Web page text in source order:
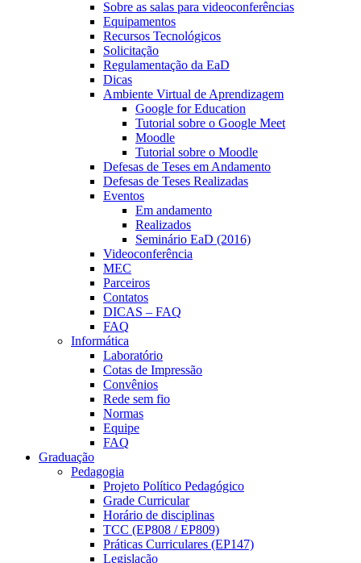
Sobre as salas para videoconferências
Equipamentos
Recursos Tecnológicos
Solicitação
Regulamentação da EaD
Dicas
Ambiente Virtual de Aprendizagem
Google for Education
Tutorial sobre o Google Meet
Moodle
Tutorial sobre o Moodle
Defesas de Teses em Andamento
Defesas de Teses Realizadas
Eventos
Em andamento
Realizados
Seminário EaD (2016)
Videoconferência
MEC
Parceiros
Contatos
DICAS – FAQ
FAQ
Informática
Laboratório
Cotas de Impressão
Convênios
Rede sem fio
Normas
Equipe
FAQ
Graduação
Pedagogia
Projeto Político Pedagógico
Grade Curricular
Horário de disciplinas
TCC (EP808 / EP809)
Práticas Curriculares (EP147)
Legislação